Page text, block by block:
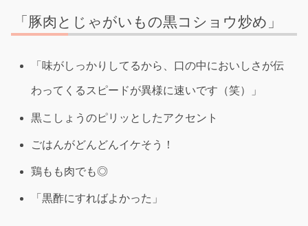
「豚肉とじゃがいもの黒コショウ炒め」
「味がしっかりしてるから、口の中においしさが伝
わってくるスピードが異様に速いです（笑）」
黒こしょうのピリッとしたアクセント
ごはんがどんどんイケそう！
鶏もも肉でも◎
「黒酢にすればよかった」